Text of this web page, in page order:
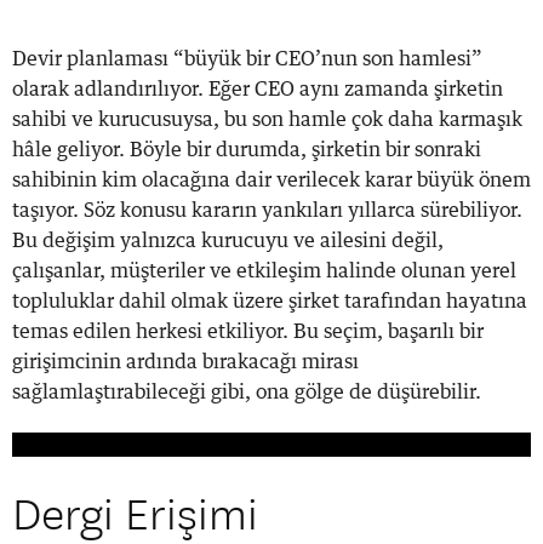
Devir planlaması “büyük bir CEO’nun son hamlesi”
olarak adlandırılıyor. Eğer CEO aynı zamanda şirketin
sahibi ve kurucusuysa, bu son hamle çok daha karmaşık
hâle geliyor. Böyle bir durumda, şirketin bir sonraki
sahibinin kim olacağına dair verilecek karar büyük önem
taşıyor. Söz konusu kararın yankıları yıllarca sürebiliyor.
Bu değişim yalnızca kurucuyu ve ailesini değil,
çalışanlar, müşteriler ve etkileşim halinde olunan yerel
topluluklar dahil olmak üzere şirket tarafından hayatına
temas edilen herkesi etkiliyor. Bu seçim, başarılı bir
girişimcinin ardında bırakacağı mirası
sağlamlaştırabileceği gibi, ona gölge de düşürebilir.
Dergi Erişimi